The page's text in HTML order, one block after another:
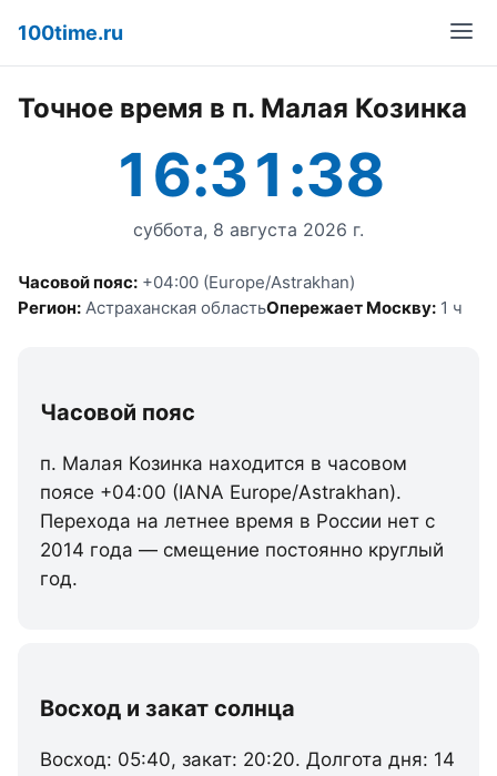
100time.ru
Точное время в п. Малая Козинка
16:31:38
суббота, 8 августа 2026 г.
Часовой пояс: +04:00 (Europe/Astrakhan)
Регион: Астраханская областьОпережает Москву: 1 ч
Часовой пояс
п. Малая Козинка находится в часовом
поясе +04:00 (IANA Europe/Astrakhan).
Перехода на летнее время в России нет с
2014 года — смещение постоянно круглый
год.
Восход и закат солнца
Восход: 05:40, закат: 20:20. Долгота дня: 14